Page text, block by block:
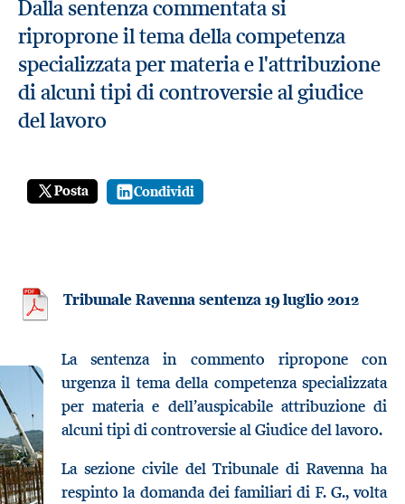
Dalla sentenza commentata si
riproprone il tema della competenza
specializzata per materia e l'attribuzione
di alcuni tipi di controversie al giudice
del lavoro
Posta Condividi
Tribunale Ravenna sentenza 19 luglio 2012
La sentenza in commento ripropone con
urgenza il tema della competenza specializzata
per materia e dell’auspicabile attribuzione di
alcuni tipi di controversie al Giudice del lavoro.
La sezione civile del Tribunale di Ravenna ha
respinto la domanda dei familiari di F. G., volta